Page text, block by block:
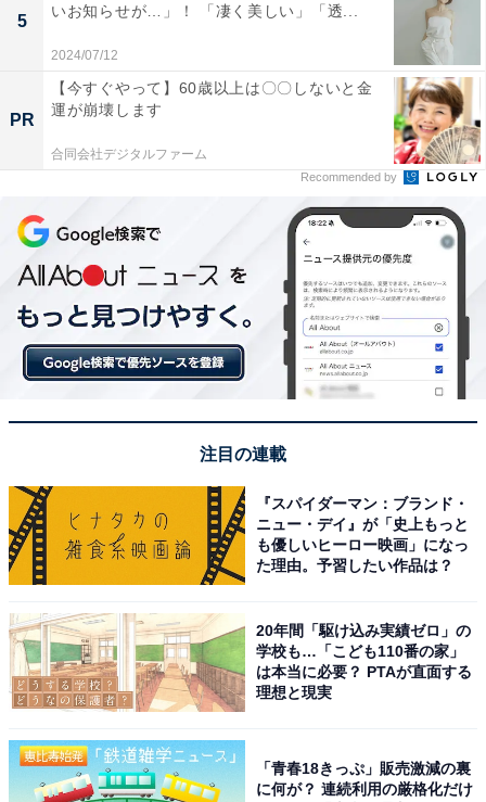
5
いお知らせが…」！ 「凄く美しい」「透...
2024/07/12
PR
【今すぐやって】60歳以上は〇〇しないと金
運が崩壊します
合同会社デジタルファーム
Recommended by
注目の連載
『スパイダーマン：ブランド・
ニュー・デイ』が「史上もっと
も優しいヒーロー映画」になっ
た理由。予習したい作品は？
20年間「駆け込み実績ゼロ」の
学校も…「こども110番の家」
は本当に必要？ PTAが直面する
理想と現実
「青春18きっぷ」販売激減の裏
に何が？ 連続利用の厳格化だけ